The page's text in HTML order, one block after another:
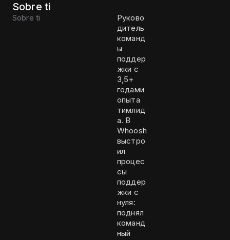
Sobre ti
Sobre ti
Руково
дитель
команд
ы
поддер
жки с
3,5+
годами
опыта
тимлид
а. В
Whoosh
выстро
ил
процес
сы
поддер
жки с
нуля:
поднял
команд
ный